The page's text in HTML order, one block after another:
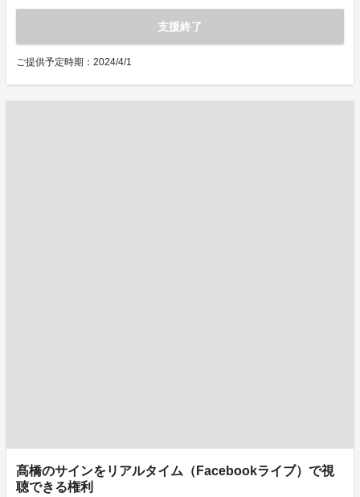
支援終了
ご提供予定時期：2024/4/1
髙橋のサインをリアルタイム（Facebookライブ）で視
聴できる権利